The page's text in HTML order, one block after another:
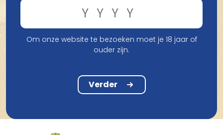
€ 2,00
Om onze website te bezoeken moet je 18 jaar of
ouder zijn.
Verder